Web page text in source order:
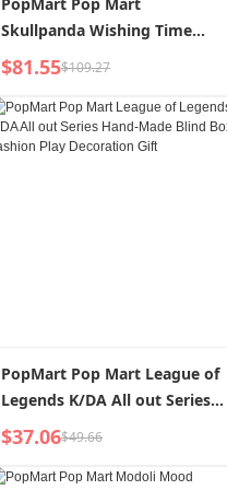
Skullpanda Wishing Time
Vela Aromática Caja Ciega
Decoración Moderna Oficina
Manual
$81.55$109.27
PopMart Pop Mart League of
Legends K/DA All out Series
Hand-Made Blind Box
Fashion Play Decoration Gift
$37.06$49.66